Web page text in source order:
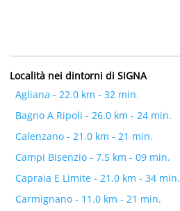
Località nei dintorni di SIGNA
Agliana - 22.0 km - 32 min.
Bagno A Ripoli - 26.0 km - 24 min.
Calenzano - 21.0 km - 21 min.
Campi Bisenzio - 7.5 km - 09 min.
Capraia E Limite - 21.0 km - 34 min.
Carmignano - 11.0 km - 21 min.